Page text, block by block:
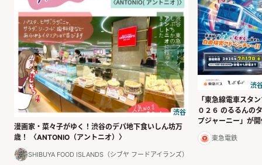
渋谷
漫画家・菜々子がゆく！渋谷のデパ地下食いしん坊万
歳！ 〈ANTONIO（アントニオ）〉
SHIBUYA FOOD ISLANDS（シブヤ フードアイランズ）
渋
「東急線電車スタ
０２６ のるるんの
プジャーニー」が
東急電鉄